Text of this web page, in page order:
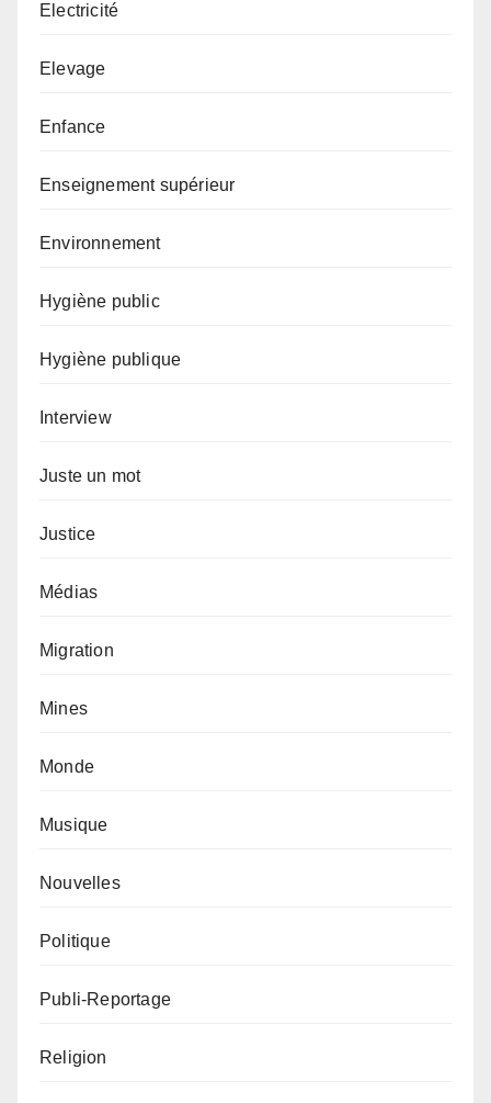
Electricité
Elevage
Enfance
Enseignement supérieur
Environnement
Hygiène public
Hygiène publique
Interview
Juste un mot
Justice
Médias
Migration
Mines
Monde
Musique
Nouvelles
Politique
Publi-Reportage
Religion